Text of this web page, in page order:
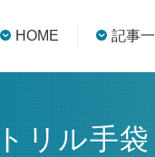
HOME 記事
リル手